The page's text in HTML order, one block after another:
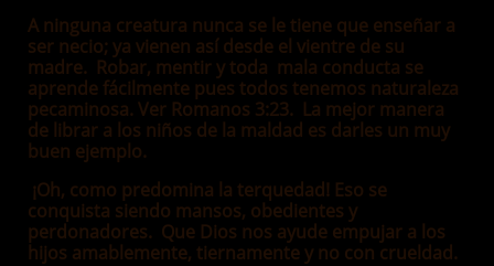
A ninguna creatura nunca se le tiene que enseñar a
ser necio; ya vienen así desde el vientre de su
madre. Robar, mentir y toda mala conducta se
aprende fácilmente pues todos tenemos naturaleza
pecaminosa. Ver Romanos 3:23. La mejor manera
de librar a los niños de la maldad es darles un muy
buen ejemplo.
¡Oh, como predomina la terquedad! Eso se
conquista siendo mansos, obedientes y
perdonadores. Que Dios nos ayude empujar a los
hijos amablemente, tiernamente y no con crueldad.